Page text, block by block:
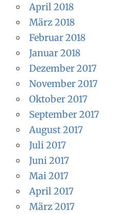
April 2018
März 2018
Februar 2018
Januar 2018
Dezember 2017
November 2017
Oktober 2017
September 2017
August 2017
Juli 2017
Juni 2017
Mai 2017
April 2017
März 2017